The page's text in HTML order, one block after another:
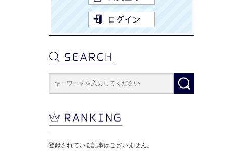
登録されている記事はございません。